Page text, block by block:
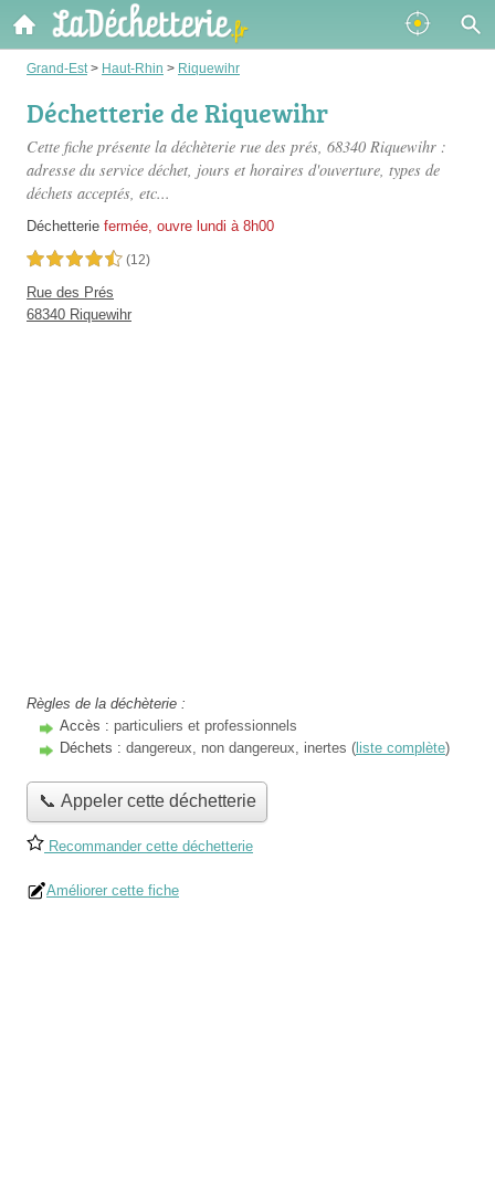
Grand-Est > Haut-Rhin > Riquewihr
Déchetterie de Riquewihr
Cette fiche présente la déchèterie rue des prés, 68340 Riquewihr :
adresse du service déchet, jours et horaires d'ouverture, types de
déchets acceptés, etc...
Déchetterie fermée, ouvre lundi à 8h00
4,5 étoiles sur 5 (12)
Rue des Prés
68340 Riquewihr
Règles de la déchèterie :
Accès : particuliers et professionnels
Déchets : dangereux, non dangereux, inertes ( liste complète)
📞 Appeler cette déchetterie
Recommander cette déchetterie
Améliorer cette fiche